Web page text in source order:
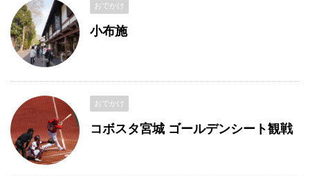
おでかけ
小布施
おでかけ
コボスタ宮城 ゴールデンシート観戦